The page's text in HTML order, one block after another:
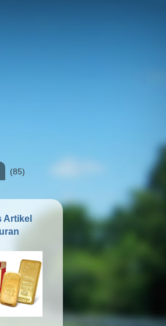
(85)
Artikel